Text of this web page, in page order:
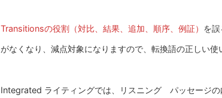
Transitionsの役割（対比、結果、追加、順序、例証） を
がなくなり、減点対象になりますので、転換語の正しい使
Integrated ライティングでは、リスニング パッセージの